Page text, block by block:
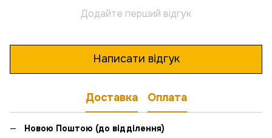
Додайте перший відгук
Написати відгук
Доставка Оплата
Новою Поштою (до відділення)